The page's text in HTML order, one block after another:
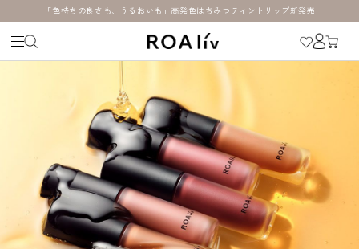
「色持ちの良さも、うるおいも」高発色はちみつティントリップ新発売